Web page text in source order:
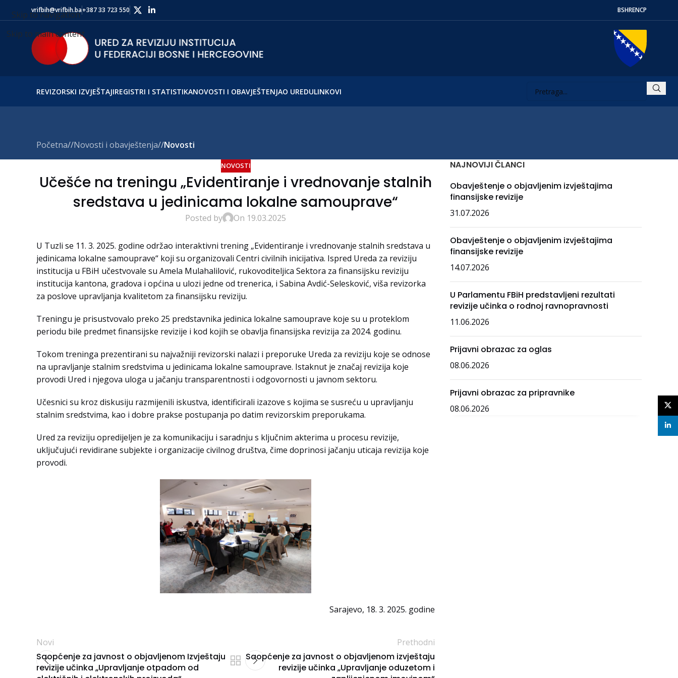
Skip to navigation
Skip to main content
vrifbih@vrifbih.ba+387 33 723 550 BSHRENСР
REVIZORSKI IZVJEŠTAJIREGISTRI I STATISTIKANOVOSTI I OBAVJEŠTENJAO UREDULINKOVI
Početna/ Novosti i obavještenja/ Novosti
NOVOSTI
Učešće na treningu „Evidentiranje i vrednovanje stalnih
sredstava u jedinicama lokalne samouprave“
Posted by On 19.03.2025
U Tuzli se 11. 3. 2025. godine održao interaktivni trening „Evidentiranje i vrednovanje stalnih sredstava u
jedinicama lokalne samouprave“ koji su organizovali Centri civilnih inicijativa. Ispred Ureda za reviziju
institucija u FBiH učestvovale su Amela Mulahalilović, rukovoditeljica Sektora za finansijsku reviziju
institucija kantona, gradova i općina u ulozi jedne od trenerica, i Sabina Avdić-Selesković, viša revizorka
za poslove upravljanja kvalitetom za finansijsku reviziju.
Treningu je prisustvovalo preko 25 predstavnika jedinica lokalne samouprave koje su u proteklom
periodu bile predmet finansijske revizije i kod kojih se obavlja finansijska revizija za 2024. godinu.
Tokom treninga prezentirani su najvažniji revizorski nalazi i preporuke Ureda za reviziju koje se odnose
na upravljanje stalnim sredstvima u jedinicama lokalne samouprave. Istaknut je značaj revizija koje
provodi Ured i njegova uloga u jačanju transparentnosti i odgovornosti u javnom sektoru.
Učesnici su kroz diskusiju razmijenili iskustva, identificirali izazove s kojima se susreću u upravljanju
stalnim sredstvima, kao i dobre prakse postupanja po datim revizorskim preporukama.
Ured za reviziju opredijeljen je za komunikaciju i saradnju s ključnim akterima u procesu revizije,
uključujući revidirane subjekte i organizacije civilnog društva, čime doprinosi jačanju uticaja revizija koje
provodi.
Sarajevo, 18. 3. 2025. godine
Novi
Saopćenje za javnost o objavljenom Izvještaju
revizije učinka „Upravljanje otpadom od
Prethodni
Saopćenje za javnost o objavljenom izvještaju
revizije učinka „Upravljanje oduzetom i
NAJNOVIJI ČLANCI
Obavještenje o objavljenim izvještajima
finansijske revizije
31.07.2026
Obavještenje o objavljenim izvještajima
finansijske revizije
14.07.2026
U Parlamentu FBiH predstavljeni rezultati
revizije učinka o rodnoj ravnopravnosti
11.06.2026
Prijavni obrazac za oglas
08.06.2026
Prijavni obrazac za pripravnike
08.06.2026